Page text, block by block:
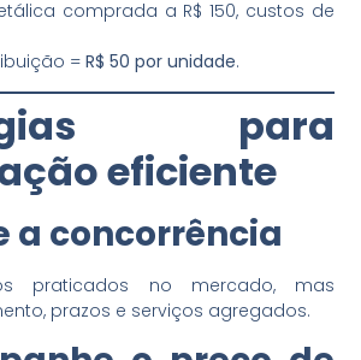
comprada a R$ 150, custos de
=R$ 50 por unidade.
para
eficiente
a concorrência
praticados no mercado, mas
prazos e serviços agregados.